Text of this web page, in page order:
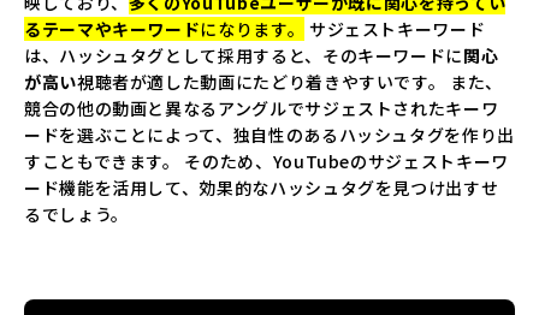
るテーマやキーワードになります。
サジェストキーワード
は、ハッシュタグとして採用すると、そのキーワードに関心
が高い視聴者が適した動画にたどり着きやすいです。 また、
競合の他の動画と異なるアングルでサジェストされたキーワ
ードを選ぶことによって、独自性のあるハッシュタグを作り出
すこともできます。 そのため、YouTubeのサジェストキーワ
ード機能を活用して、効果的なハッシュタグを見つけ出すせ
るでしょう。